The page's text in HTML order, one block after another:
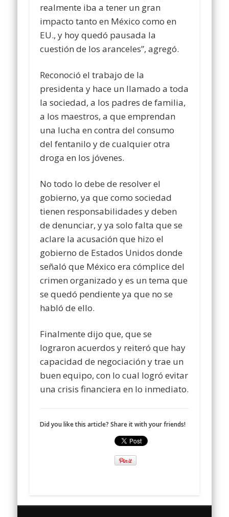
realmente iba a tener un gran
impacto tanto en México como en
EU., y hoy quedó pausada la
cuestión de los aranceles”, agregó.
Reconoció el trabajo de la
presidenta y hace un llamado a toda
la sociedad, a los padres de familia,
a los maestros, a que emprendan
una lucha en contra del consumo
del fentanilo y de cualquier otra
droga en los jóvenes.
No todo lo debe de resolver el
gobierno, ya que como sociedad
tienen responsabilidades y deben
de denunciar, y ya solo falta que se
aclare la acusación que hizo el
gobierno de Estados Unidos donde
señaló que México era cómplice del
crimen organizado y es un tema que
se quedó pendiente ya que no se
habló de ello.
Finalmente dijo que, que se
lograron acuerdos y reiteró que hay
capacidad de negociación y trae un
buen equipo, con lo cual logró evitar
una crisis financiera en lo inmediato.
Did you like this article? Share it with your friends!